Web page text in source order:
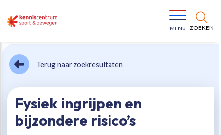
ZOEKEN
MENU
Terug naar zoekresultaten
Fysiek ingrijpen en
bijzondere risico’s
Bewegen voor een gezonde leefstijl
Ons team